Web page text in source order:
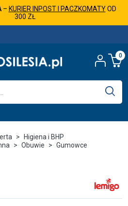
– KURIER INPOST I PACZKOMATYOD
300 ZŁ
0
Higiena i BHP
Obuwie Gumowce